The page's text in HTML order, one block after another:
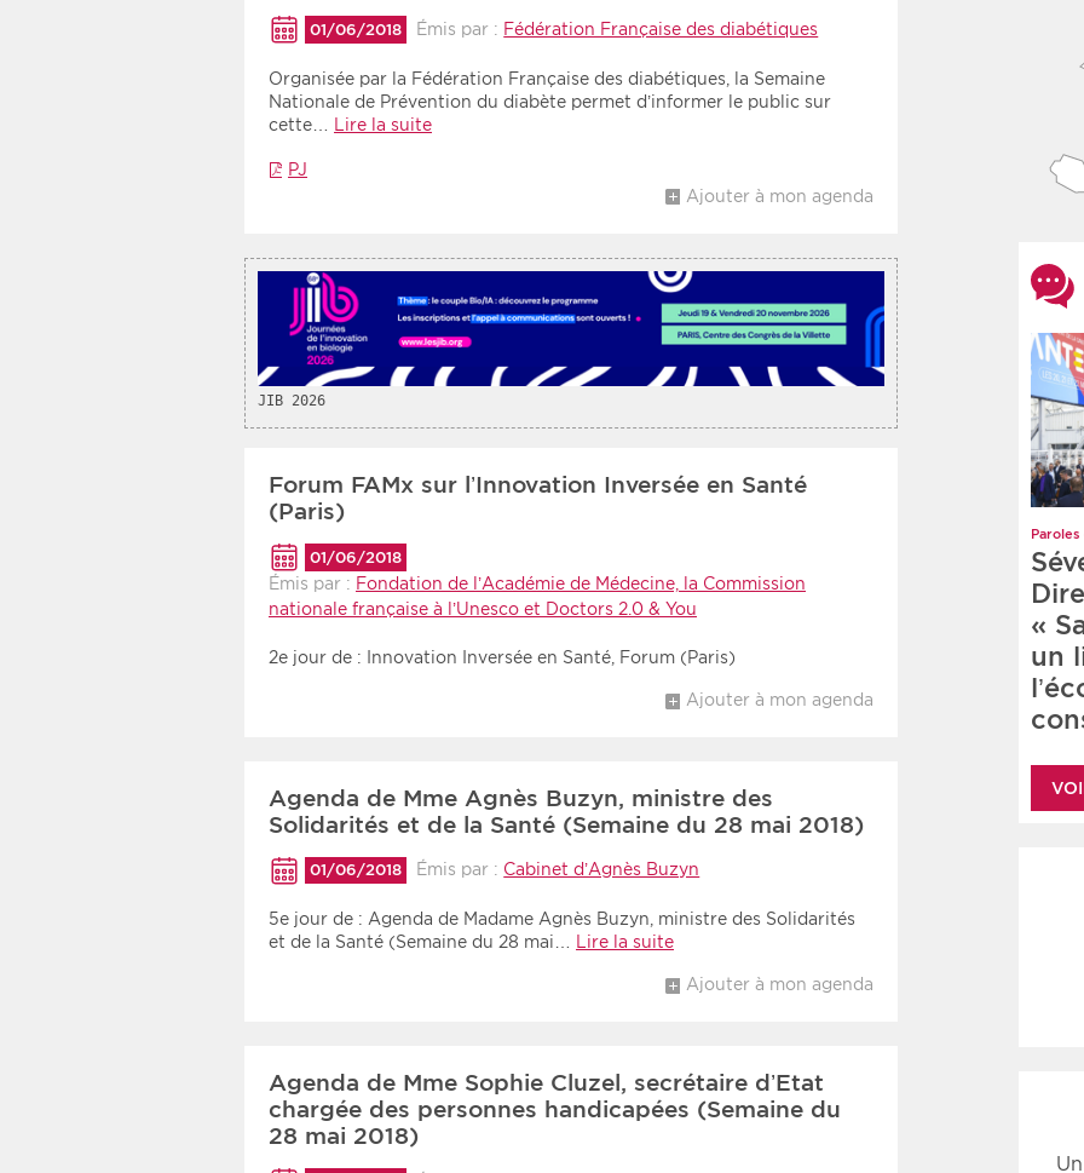
01/06/2018 Émis par : Fédération Française des diabétiques
Organisée par la Fédération Française des diabétiques, la Semaine
Nationale de Prévention du diabète permet d’informer le public sur
cette… Lire la suite
PJ
Ajouter à mon agenda
JIB 2026
Forum FAMx sur l’Innovation Inversée en Santé
(Paris)
01/06/2018
Émis par : Fondation de l’Académie de Médecine, la Commission
nationale française à l’Unesco et Doctors 2.0 & You
2e jour de : Innovation Inversée en Santé, Forum (Paris)
Ajouter à mon agenda
Agenda de Mme Agnès Buzyn, ministre des
Solidarités et de la Santé (Semaine du 28 mai 2018)
01/06/2018 Émis par : Cabinet d’Agnès Buzyn
5e jour de : Agenda de Madame Agnès Buzyn, ministre des Solidarités
et de la Santé (Semaine du 28 mai…
Lire la suite
Ajouter à mon agenda
Agenda de Mme Sophie Cluzel, secrétaire d’Etat
chargée des personnes handicapées (Semaine du
28 mai 2018)
«
un